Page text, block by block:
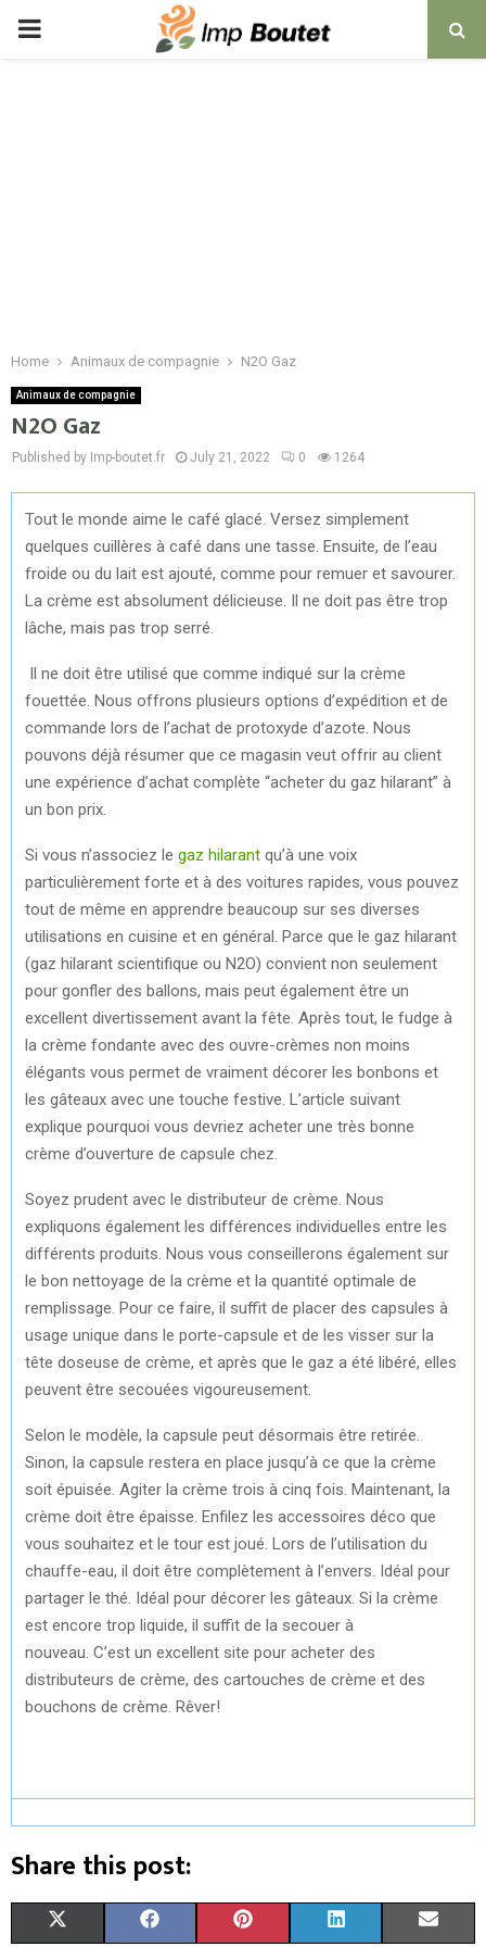
PRIMARY
Home Animaux de compagnie N2O Gaz
Animaux de compagnie
N2O Gaz
Published by Imp-boutet.fr July 21, 2022 0 1264
Tout le monde aime le café glacé. Versez simplement
quelques cuillères à café dans une tasse. Ensuite, de l’eau
froide ou du lait est ajouté, comme pour remuer et savourer.
La crème est absolument délicieuse. Il ne doit pas être trop
lâche, mais pas trop serré.
Il ne doit être utilisé que comme indiqué sur la crème
fouettée. Nous offrons plusieurs options d’expédition et de
commande lors de l’achat de protoxyde d’azote. Nous
pouvons déjà résumer que ce magasin veut offrir au client
une expérience d’achat complète “acheter du gaz hilarant” à
un bon prix.
Si vous n’associez le gaz hilarant qu’à une voix
particulièrement forte et à des voitures rapides, vous pouvez
tout de même en apprendre beaucoup sur ses diverses
utilisations en cuisine et en général. Parce que le gaz hilarant
(gaz hilarant scientifique ou N2O) convient non seulement
pour gonfler des ballons, mais peut également être un
excellent divertissement avant la fête. Après tout, le fudge à
la crème fondante avec des ouvre-crèmes non moins
élégants vous permet de vraiment décorer les bonbons et
les gâteaux avec une touche festive. L’article suivant
explique pourquoi vous devriez acheter une très bonne
crème d’ouverture de capsule chez.
Soyez prudent avec le distributeur de crème. Nous
expliquons également les différences individuelles entre les
différents produits. Nous vous conseillerons également sur
le bon nettoyage de la crème et la quantité optimale de
remplissage. Pour ce faire, il suffit de placer des capsules à
usage unique dans le porte-capsule et de les visser sur la
tête doseuse de crème, et après que le gaz a été libéré, elles
peuvent être secouées vigoureusement.
Selon le modèle, la capsule peut désormais être retirée.
Sinon, la capsule restera en place jusqu’à ce que la crème
soit épuisée. Agiter la crème trois à cinq fois. Maintenant, la
crème doit être épaisse. Enfilez les accessoires déco que
vous souhaitez et le tour est joué. Lors de l’utilisation du
chauffe-eau, il doit être complètement à l’envers. Idéal pour
partager le thé. Idéal pour décorer les gâteaux. Si la crème
est encore trop liquide, il suffit de la secouer à
nouveau. C’est un excellent site pour acheter des
distributeurs de crème, des cartouches de crème et des
bouchons de crème. Rêver!
Share this post: